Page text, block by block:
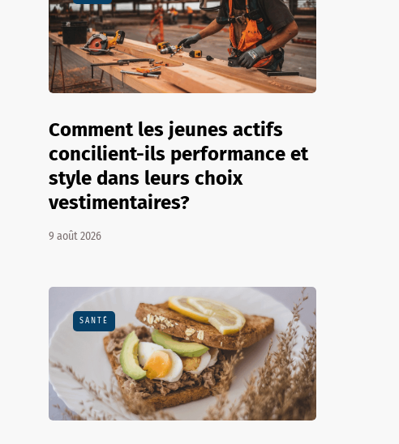
Comment les jeunes actifs
concilient-ils performance et
style dans leurs choix
vestimentaires?
9 août 2026
SANTÉ